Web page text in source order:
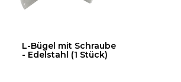
L-Bügel mit Schraube
- Edelstahl (1 Stück)